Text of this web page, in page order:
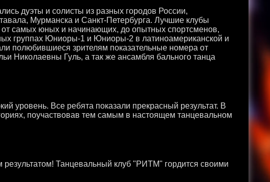
дуэты и солисты из разных городов России,
Мурманска и Санкт-Петербурга. Лучшие клубы
от самых юных и начинающих, до опытных спортсменов,
группах Юниоры-1 и Юниоры-2 в латиноамериканской и
полюбившиеся зрителям показательные номера от
Николаевны Гуль, а так же ансамбля бального танца
уровень. Все ребята показали прекрасный результат. В
поучаствовав тем самым в настоящем танцевальном
Танцевальный клуб "РИТМ" гордится своими